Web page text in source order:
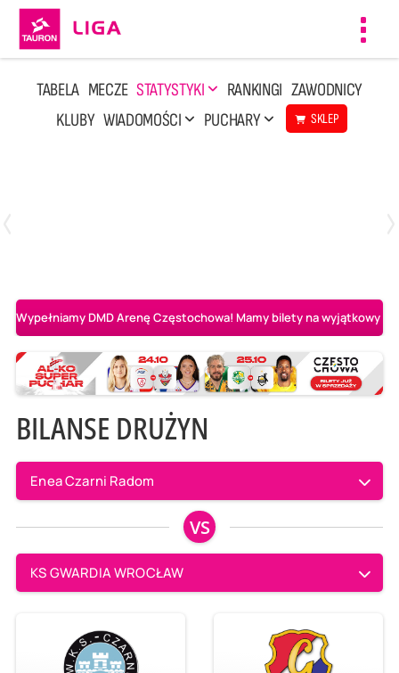
TABELA MECZE STATYSTYKI RANKINGI ZAWODNICY
KLUBY WIADOMOŚCI PUCHARY SKLEP
Wypełniamy DMD Arenę Częstochowa! Mamy bilety na wyjątkowy
BILANSE DRUŻYN
Enea Czarni Radom
VS
KS GWARDIA WROCŁAW